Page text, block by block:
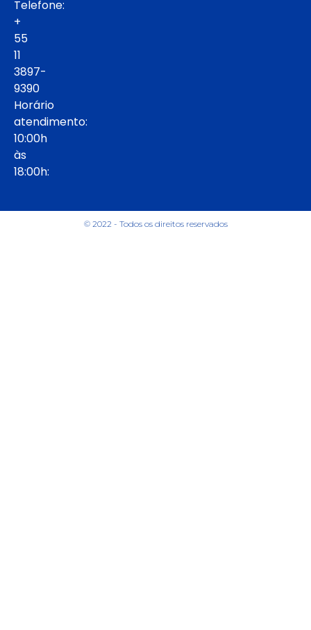
Telefone:
+
55
11
3897-
9390
Horário
atendimento:
10:00h
às
18:00h:
© 2022 - Todos os direitos reservados